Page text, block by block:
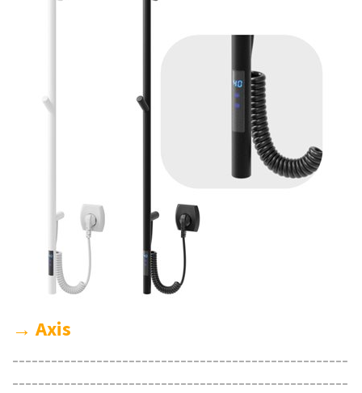
→ Axis
----------------------------------------------------
----------------------------------------------------